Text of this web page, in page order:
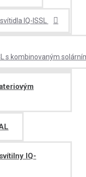
IQ-ISSL
s kombinovaným
IQ-